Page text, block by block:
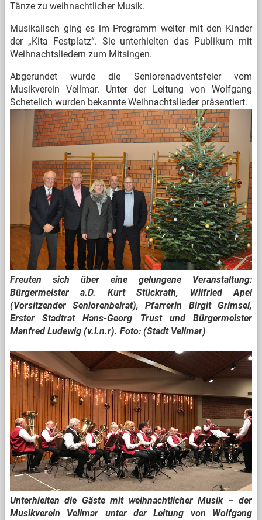
Tänze zu weihnachtlicher Musik.
Musikalisch ging es im Programm weiter mit den Kinder
der „Kita Festplatz“. Sie unterhielten das Publikum mit
Weihnachtsliedern zum Mitsingen.
Abgerundet wurde die Seniorenadventsfeier vom
Musikverein Vellmar. Unter der Leitung von Wolfgang
Schetelich wurden bekannte Weihnachtslieder präsentiert.
Freuten sich über eine gelungene Veranstaltung:
Bürgermeister a.D. Kurt Stückrath, Wilfried Apel
(Vorsitzender Seniorenbeirat), Pfarrerin Birgit Grimsel,
Erster Stadtrat Hans-Georg Trust und Bürgermeister
Manfred Ludewig (v.l.n.r). Foto: (Stadt Vellmar)
Unterhielten die Gäste mit weihnachtlicher Musik – der
Musikverein Vellmar unter der Leitung von Wolfgang